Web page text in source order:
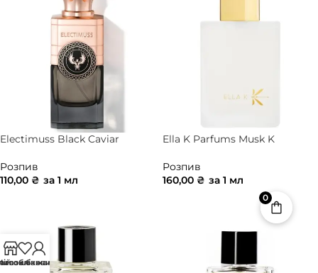
Electimuss Black Caviar
Розпив
110,00 ₴ за 1 мл
Ella K Parfums Musk K
Розпив
160,00 ₴ за 1 мл
ДОДАТИ В КОШИК
бажань
обліковий запис
0